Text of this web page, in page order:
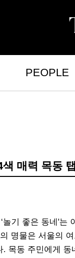
PEOPLE
매력 목동
놀기 좋은 동네'
명물은 서울의
목동 주민에게